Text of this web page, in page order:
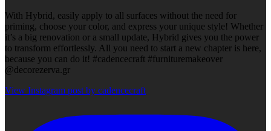
With Hybrid, easily apply to all surfaces without the need for
priming, choose your color, and express your unique style! Whether
it’s a big renovation or a small update, Hybrid gives you the power
to transform effortlessly. All you need to start a new chapter is here,
because you can do it! #cadencecraft #furnituremakeover
@decorezerva.gr
View Instagram post by cadencecraft